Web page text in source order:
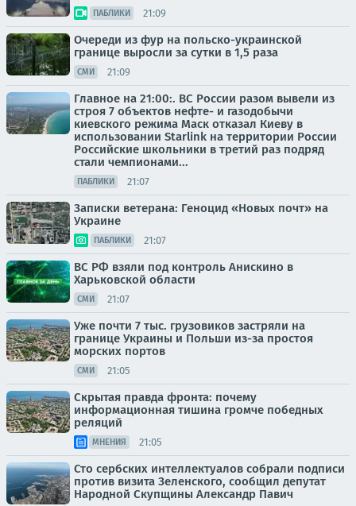
ПАБЛИКИ 21:09
Очереди из фур на польско-украинской
границе выросли за сутки в 1,5 раза
СМИ 21:09
Главное на 21:00:. ВС России разом вывели из
строя 7 объектов нефте- и газодобычи
киевского режима Маск отказал Киеву в
использовании Starlink на территории России
Российские школьники в третий раз подряд
стали чемпионами...
ПАБЛИКИ 21:07
Записки ветерана: Геноцид «Новых почт» на
Украине
ПАБЛИКИ 21:07
ВС РФ взяли под контроль Анискино в
Харьковской области
СМИ 21:07
Уже почти 7 тыс. грузовиков застряли на
границе Украины и Польши из-за простоя
морских портов
СМИ 21:05
Скрытая правда фронта: почему
информационная тишина громче победных
реляций
МНЕНИЯ 21:05
Сто сербских интеллектуалов собрали подписи
против визита Зеленского, сообщил депутат
Народной Скупщины Александр Павич